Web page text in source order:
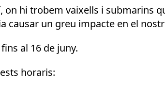
hi trobem vaixells i submarins
causar un greu impacte en el
al 16 de juny.
horaris: